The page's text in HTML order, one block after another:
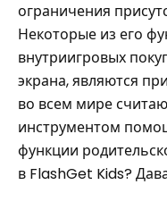
ограничения
Некоторые из его
внутриигровых
экрана, являются
во всем мире
инструментом
функции
в FlashGet Kids?